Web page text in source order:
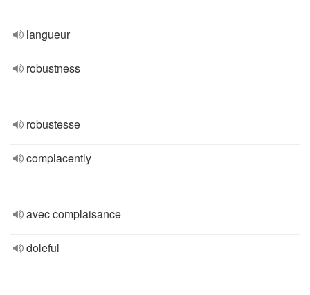
langueur
robustness
robustesse
complacently
avec complaisance
doleful